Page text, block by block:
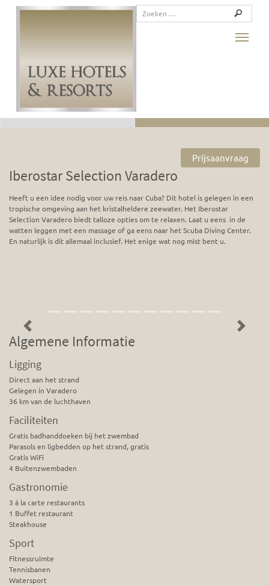
Prijsaanvraag
Iberostar Selection Varadero
Heeft u een idee nodig voor uw reis naar Cuba? Dit hotel is gelegen in een
tropische omgeving aan het kristalheldere zeewater. Het Iberostar
Selection Varadero biedt talloze opties om te relaxen. Laat u eens in de
watten leggen met een massage of ga eens naar het Scuba Diving Center.
En naturlijk is dit allemaal inclusief. Het enige wat nog mist bent u.
Previous Next
Algemene Informatie
Ligging
Direct aan het strand
Gelegen in Varadero
36 km van de luchthaven
Faciliteiten
Gratis badhanddoeken bij het zwembad
Parasols en ligbedden op het strand, gratis
Gratis WiFi
4 Buitenzwembaden
Gastronomie
3 á la carte restaurants
1 Buffet restaurant
Steakhouse
Sport
Fitnessruimte
Tennisbanen
Watersport